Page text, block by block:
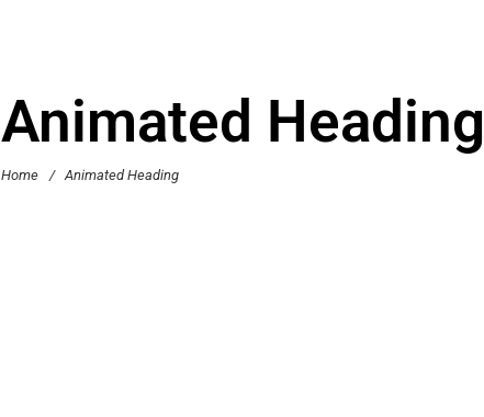
Animated Heading
Home / Animated Heading